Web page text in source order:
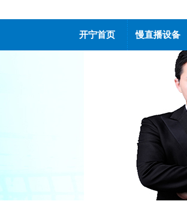
开宁首页 慢直播设备